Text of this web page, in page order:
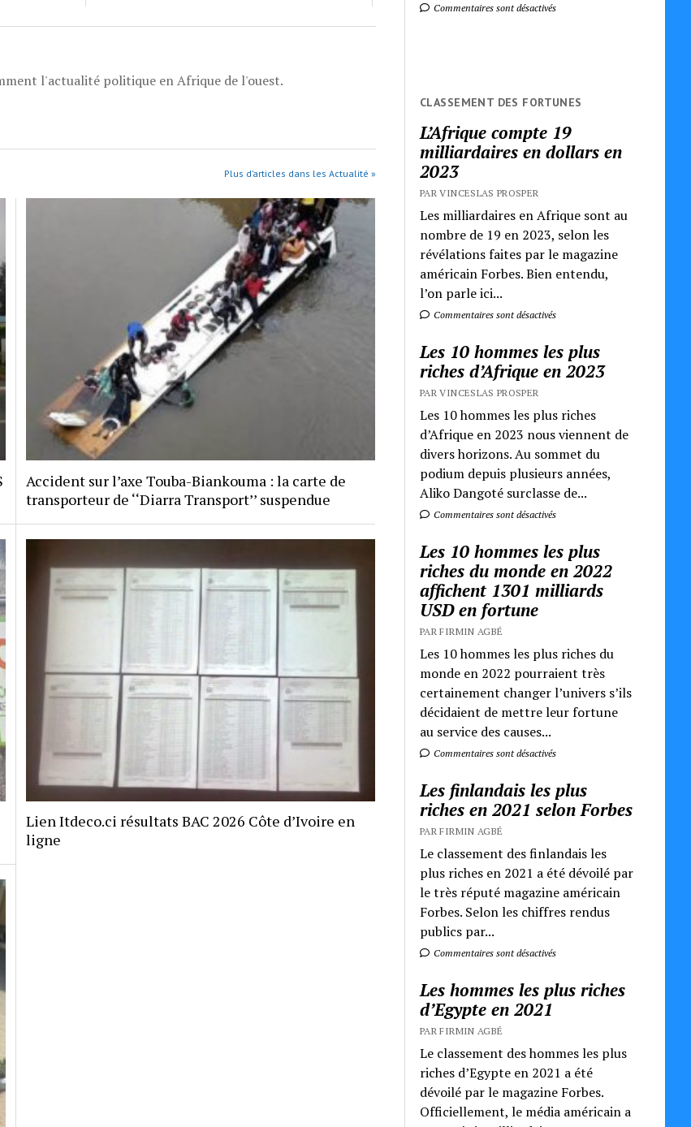
l'actualité politique en Afrique de l'ouest.
Plus d’articles dans les Actualité »
Accident sur l’axe Touba-Biankouma : la carte de
transporteur de ‘‘Diarra Transport’’ suspendue
Lien Itdeco.ci résultats BAC 2026 Côte d’Ivoire en
ligne
Commentaires sont désactivés
CLASSEMENT DES FORTUNES
L’Afrique compte 19
milliardaires en dollars en
2023
PAR VINCESLAS PROSPER
Les milliardaires en Afrique sont au
nombre de 19 en 2023, selon les
révélations faites par le magazine
américain Forbes. Bien entendu,
l’on parle ici...
Commentaires sont désactivés
Les 10 hommes les plus
riches d’Afrique en 2023
PAR VINCESLAS PROSPER
Les 10 hommes les plus riches
d’Afrique en 2023 nous viennent de
divers horizons. Au sommet du
podium depuis plusieurs années,
Aliko Dangoté surclasse de...
Commentaires sont désactivés
Les 10 hommes les plus
riches du monde en 2022
affichent 1301 milliards
USD en fortune
PAR FIRMIN AGBÉ
Les 10 hommes les plus riches du
monde en 2022 pourraient très
certainement changer l’univers s’ils
décidaient de mettre leur fortune
au service des causes...
Commentaires sont désactivés
Les finlandais les plus
riches en 2021 selon Forbes
PAR FIRMIN AGBÉ
Le classement des finlandais les
plus riches en 2021 a été dévoilé par
le très réputé magazine américain
Forbes. Selon les chiffres rendus
publics par...
Commentaires sont désactivés
Les hommes les plus riches
d’Egypte en 2021
PAR FIRMIN AGBÉ
Le classement des hommes les plus
riches d’Egypte en 2021 a été
dévoilé par le magazine Forbes.
Officiellement, le média américain a